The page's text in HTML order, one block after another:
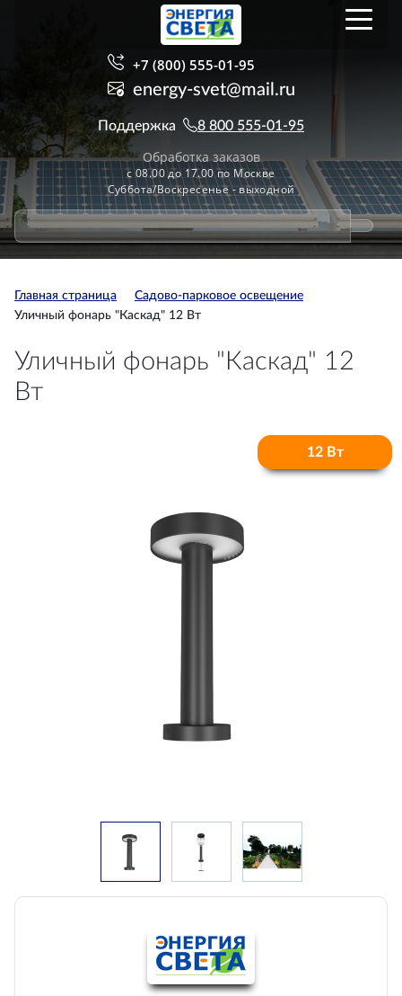
+7 (800) 555-01-95
energy-svet@mail.ru
Поддержка 8 800 555-01-95
Обработка заказов
с 08.00 до 17.00 по Москве
Суббота/Воскресенье - выходной
Главная страница
Садово-парковое освещение
Уличный фонарь "Каскад" 12 Вт
Уличный фонарь "Каскад" 12
Вт
12 Вт